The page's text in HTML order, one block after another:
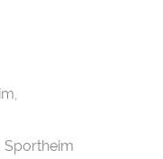
Sportheim